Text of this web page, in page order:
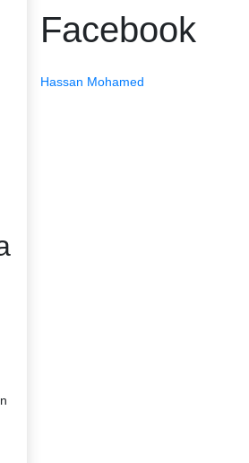
Facebook
Hassan Mohamed